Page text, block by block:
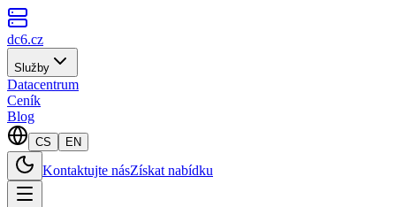
dc6.cz
Služby
Datacentrum
Ceník
Blog
CS EN
Kontaktujte násZískat nabídku